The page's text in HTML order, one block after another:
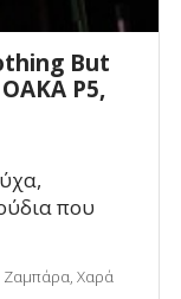
But
P5,
που
Ζαμπάρα, Χαρά